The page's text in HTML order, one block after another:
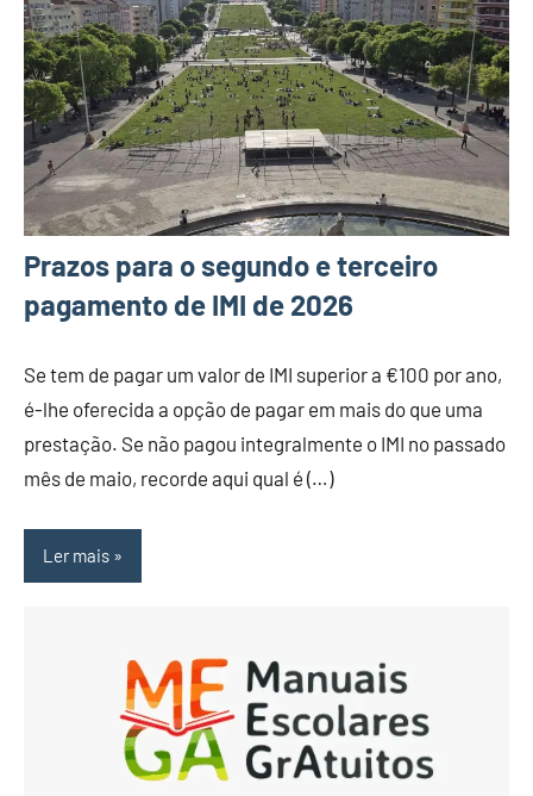
Prazos para o segundo e terceiro
pagamento de IMI de 2026
Se tem de pagar um valor de IMI superior a €100 por ano,
é-lhe oferecida a opção de pagar em mais do que uma
prestação. Se não pagou integralmente o IMI no passado
mês de maio, recorde aqui qual é (…)
Ler mais